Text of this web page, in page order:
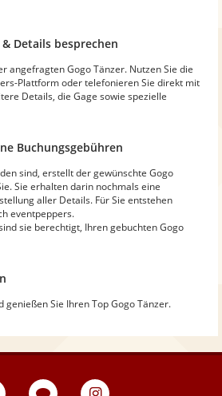
Details besprechen
angefragten Gogo Tänzer. Nutzen Sie die
Plattform oder telefonieren Sie direkt mit
Details, die Gage sowie spezielle
Buchungsgebühren
sind, erstellt der gewünschte Gogo
Sie erhalten darin nochmals eine
aller Details. Für Sie entstehen
eventpeppers.
sie berechtigt, Ihren gebuchten Gogo
genießen Sie Ihren Top Gogo Tänzer.
eventpeppers
Blog
eventpeppers